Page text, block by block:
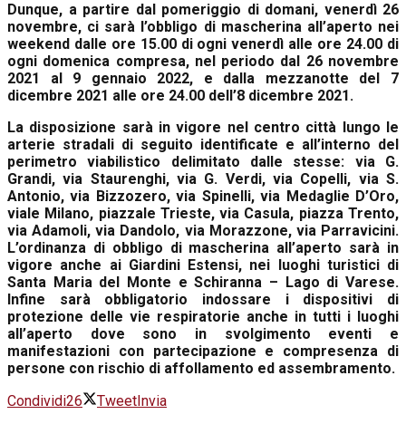
Dunque, a partire dal pomeriggio di domani, venerdì 26
novembre, ci sarà l’obbligo di mascherina all’aperto nei
weekend dalle ore 15.00 di ogni venerdì alle ore 24.00 di
ogni domenica compresa, nel periodo dal 26 novembre
2021
al 9 gennaio 2022, e dalla mezzanotte del 7
dicembre 2021 alle ore 24.00 dell’8 dicembre 2021.
La disposizione sarà in vigore nel centro città lungo le
arterie stradali di seguito identificate e all’interno del
perimetro viabilistico delimitato dalle stesse: via G.
Grandi, via Staurenghi, via G. Verdi, via Copelli, via S.
Antonio, via Bizzozero, via Spinelli, via Medaglie D’Oro,
viale Milano, piazzale Trieste, via Casula, piazza Trento,
via Adamoli, via Dandolo, via Morazzone, via Parravicini.
L’ordinanza di obbligo di mascherina all’aperto sarà in
vigore anche ai Giardini Estensi, nei luoghi turistici di
Santa Maria del Monte e Schiranna – Lago di Varese.
Infine sarà obbligatorio indossare i dispositivi di
protezione delle vie respiratorie anche in tutti i luoghi
all’aperto dove sono in svolgimento eventi e
manifestazioni con partecipazione e compresenza di
persone con rischio di affollamento ed assembramento.
Condividi26 TweetInvia